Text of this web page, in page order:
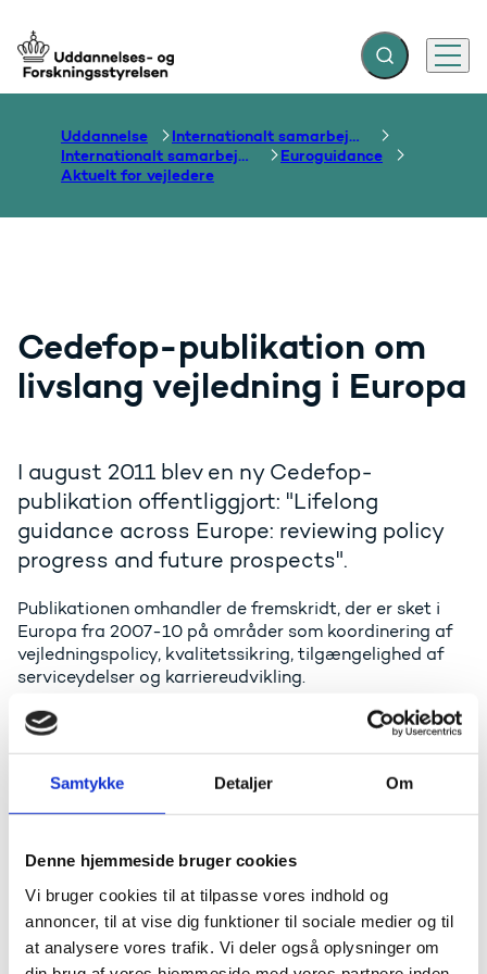
Samtykke Detaljer Om
Denne hjemmeside bruger cookies
Vi bruger cookies til at tilpasse vores indhold og
annoncer, til at vise dig funktioner til sociale medier og til
at analysere vores trafik. Vi deler også oplysninger om
Gå til forsiden Fold søgefelt ud
Menu
Uddannelse
Internationalt samarbejde om uddannelse
Internationalt samarbejde om vejledning
Euroguidance
Aktuelt for vejledere
Cedefop-publikation om
livslang vejledning i Europa
I august 2011 blev en ny Cedefop-
publikation offentliggjort: "Lifelong
guidance across Europe: reviewing policy
progress and future prospects".
Publikationen omhandler de fremskridt, der er sket i
Europa fra 2007-10 på områder som koordinering af
vejledningspolicy, kvalitetssikring, tilgængelighed af
serviceydelser og karriereudvikling.
Rapporten konkluderer, at der er formet tættere
samarbejde mellem politiske beslutningstagere,
bidrager til at sikre effektive arbejdsgange på
vejledningsområdet. Udfordringen bliver fremover at se
på tværs af alle sektorer, uddannelsesstadier og lande,
og aktivt medborgerskab for alle.
Rapporten kan hentes her: